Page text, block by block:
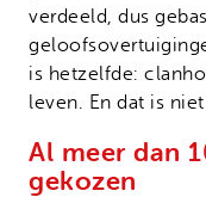
verdeeld, dus
is hetzelfde:
leven. En dat is
Al meer dan
gekozen